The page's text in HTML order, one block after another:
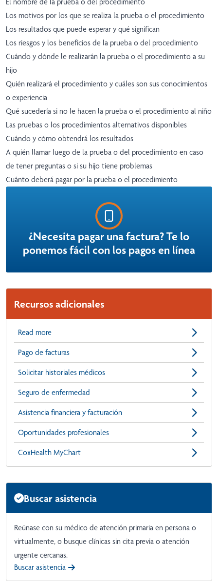
Los motivos por los que se realiza la prueba o el procedimiento
Los resultados que puede esperar y qué significan
Los riesgos y los beneficios de la prueba o del procedimiento
Cuándo y dónde le realizarán la prueba o el procedimiento a su
hijo
Quién realizará el procedimiento y cuáles son sus conocimientos
o experiencia
Qué sucedería si no le hacen la prueba o el procedimiento al niño
Las pruebas o los procedimientos alternativos disponibles
Cuándo y cómo obtendrá los resultados
A quién llamar luego de la prueba o del procedimiento en caso
de tener preguntas o si su hijo tiene problemas
Cuánto deberá pagar por la prueba o el procedimiento
¿Necesita pagar una factura? Te lo
ponemos fácil con los pagos en línea
Recursos adicionales
Read more
Pago de facturas
Solicitar historiales médicos
Seguro de enfermedad
Asistencia financiera y facturación
Oportunidades profesionales
CoxHealth MyChart
Buscar asistencia
Reúnase con su médico de atención primaria en persona o
virtualmente, o busque clínicas sin cita previa o atención
urgente cercanas.
Buscar asistencia